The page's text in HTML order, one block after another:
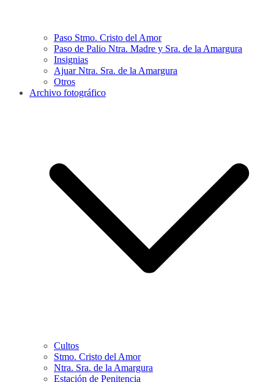
Paso Stmo. Cristo del Amor
Paso de Palio Ntra. Madre y Sra. de la Amargura
Insignias
Ajuar Ntra. Sra. de la Amargura
Otros
Archivo fotográfico
Cultos
Stmo. Cristo del Amor
Ntra. Sra. de la Amargura
Estación de Penitencia